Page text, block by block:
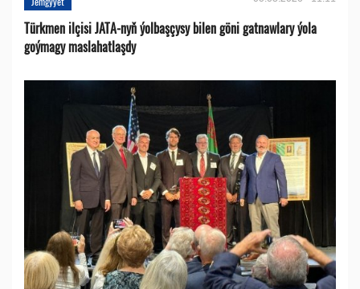
Türkmen ilçisi JATA-nyň ýolbaşçysy bilen göni gatnawlary ýola
goýmagy maslahatlaşdy